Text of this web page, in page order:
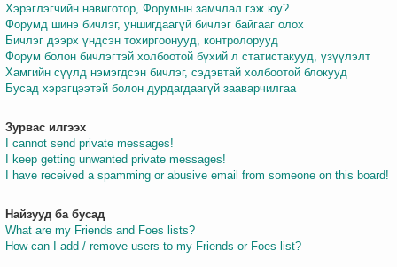
Хэрэглэгчийн навиготор, Форумын замчлал гэж юу?
Форумд шинэ бичлэг, уншигдаагүй бичлэг байгааг олох
Бичлэг дээрх үндсэн тохиргоонууд, контролорууд
Форум болон бичлэгтэй холбоотой бүхий л статистакууд, үзүүлэлт
Хамгийн сүүлд нэмэгдсэн бичлэг, сэдэвтай холбоотой блокууд
Бусад хэрэгцээтэй болон дурдагдаагүй зааварчилгаа
Зурвас илгээх
I cannot send private messages!
I keep getting unwanted private messages!
I have received a spamming or abusive email from someone on this board!
Найзууд ба бусад
What are my Friends and Foes lists?
How can I add / remove users to my Friends or Foes list?